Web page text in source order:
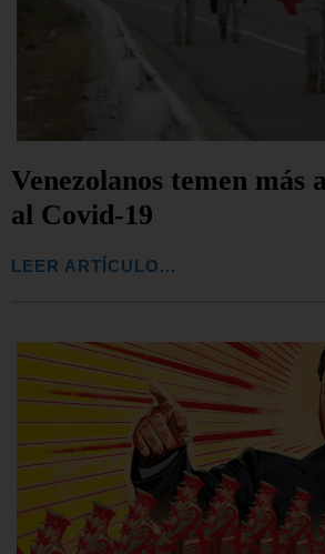
Venezolanos temen más
al Covid-19
LEER ARTÍCULO...